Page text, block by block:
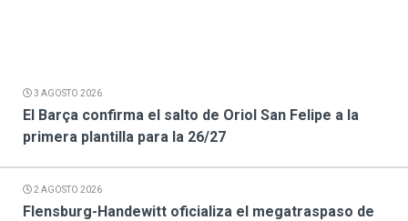
3 AGOSTO 2026
El Barça confirma el salto de Oriol San Felipe a la
primera plantilla para la 26/27
2 AGOSTO 2026
Flensburg-Handewitt oficializa el megatraspaso de